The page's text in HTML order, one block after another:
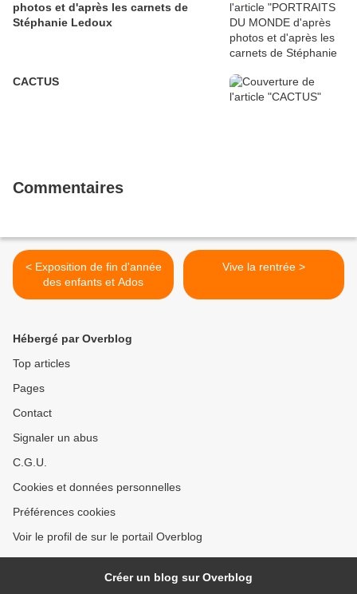
photos et d'après les carnets de
Stéphanie Ledoux
CACTUS
Commentaires
< Exposition de fin d'année
des enfants et Ados
Vive la rentrée >
Hébergé par Overblog
Top articles
Pages
Contact
Signaler un abus
C.G.U.
Cookies et données personnelles
Préférences cookies
Voir le profil de sur le portail Overblog
Créer un blog sur Overblog